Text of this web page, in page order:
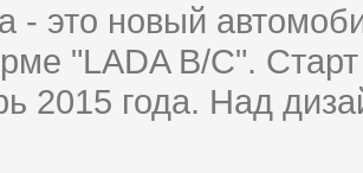
- это новый
"LADA B/C".
2015 года. Над